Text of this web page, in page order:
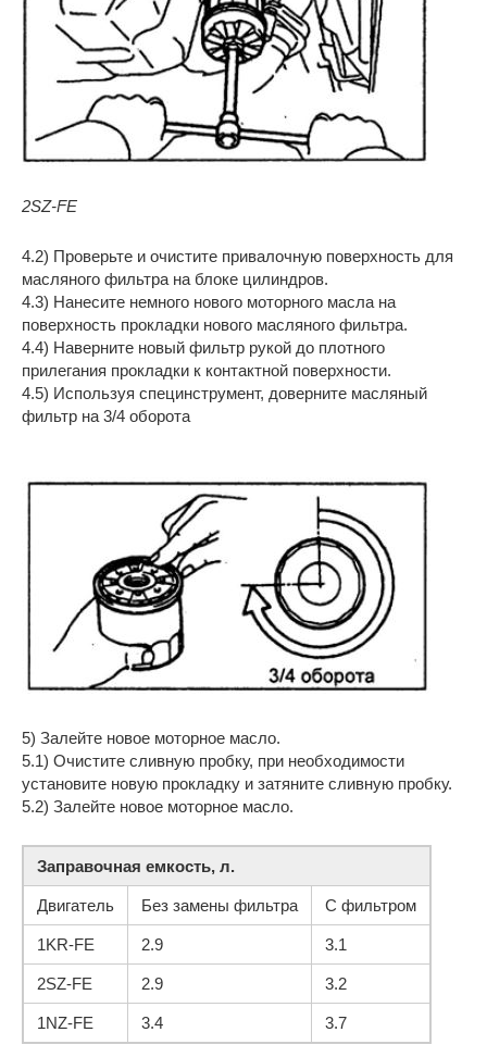
2SZ-FE
4.2) Проверьте и очистите привалочную поверхность для
масляного фильтра на блоке цилиндров.
4.3) Нанесите немного нового моторного масла на
поверхность прокладки нового масляного фильтра.
4.4) Наверните новый фильтр рукой до плотного
прилегания прокладки к контактной поверхности.
4.5) Используя специнструмент, доверните масляный
фильтр на 3/4 оборота
5) Залейте новое моторное масло.
5.1) Очистите сливную пробку, при необходимости
установите новую прокладку и затяните сливную пробку.
5.2) Залейте новое моторное масло.
Заправочная емкость, л.
Двигатель Без замены фильтра С фильтром
1KR-FE 2.9 3.1
2SZ-FE 2.9 3.2
1NZ-FE 3.4 3.7